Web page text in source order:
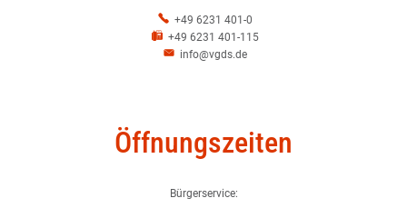
+49 6231 401-0
+49 6231 401-115
info@vgds.de
Öffnungszeiten
Bürgerservice: